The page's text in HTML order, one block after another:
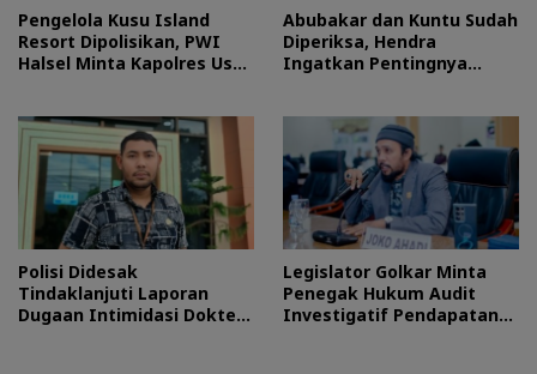
Pengelola Kusu Island
Resort Dipolisikan, PWI
Halsel Minta Kapolres Usut
Abubakar dan Kuntu Sudah
Diperiksa, Hendra
Ingatkan Pentingnya
Polisi Didesak
Tindaklanjuti Laporan
Dugaan Intimidasi Dokter
Legislator Golkar Minta
Penegak Hukum Audit
Investigatif Pendapatan